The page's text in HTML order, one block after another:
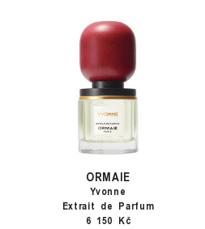
ORMAIE
Yvonne
Extrait de Parfum
6 150 Kč